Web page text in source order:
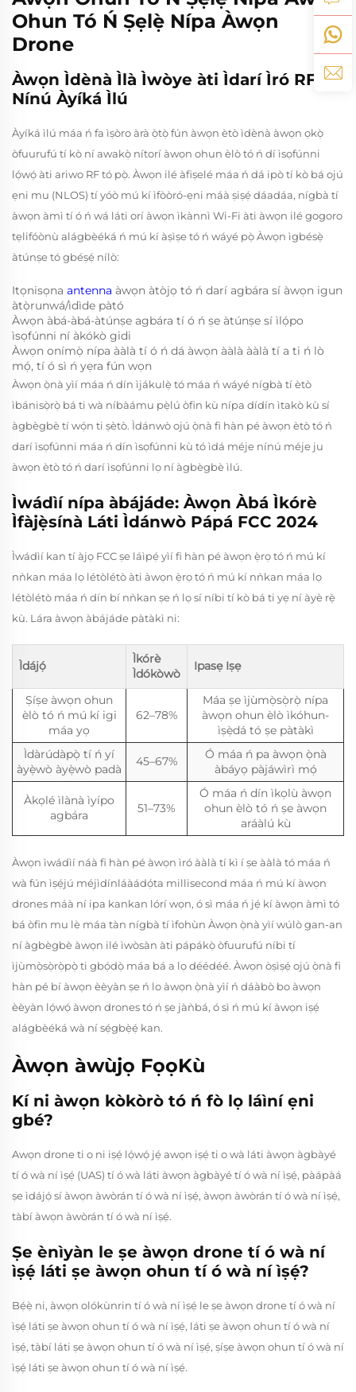
Ohun Tó Ń Ṣẹlẹ̀ Nípa Àwọn
Drone
Àwọn Ìdènà Ìlà Ìwòye àti Ìdarí Ìró RF
Nínú Àyíká Ìlú
Àyíká ìlú máa ń fa ìṣòro àrà ọ̀tọ̀ fún àwọn ètò ìdènà àwọn ọkọ̀
òfuurufú tí kò ní awakọ̀ nítorí àwọn ohun èlò tó ń dí ìsọfúnni
lọ́wọ́ àti ariwo RF tó pọ̀. Àwọn ilé àfiṣelé máa ń dá ipò tí kò bá ojú
ẹni mu (NLOS) tí yóò mú kí ìfòòró-ẹni máà ṣiṣẹ́ dáadáa, nígbà tí
àwọn àmì tí ó ń wá láti orí àwọn ìkànnì Wi-Fi àti àwọn ilé gogoro
tẹlifóònù alágbèéká ń mú kí àṣìṣe tó ń wáyé pọ̀ Àwọn ìgbésẹ̀
àtúnṣe tó gbéṣẹ́ nílò:
Itọnisọna antenna àwọn àtòjọ tó ń darí agbára sí àwọn igun
àtọ̀runwá/ìdìde pàtó
Àwọn àbá-àbá-àtúnṣe agbára tí ó ń ṣe àtúnṣe sí ìlọ́po
ìsọfúnni ní àkókò gidi
Àwọn onímọ̀ nípa ààlà tí ó ń dá àwọn ààlà ààlà tí a ti ń lò
mọ́, tí ó sì ń yẹra fún wọn
Àwọn ọ̀nà yìí máa ń dín ìjákulẹ̀ tó máa ń wáyé nígbà tí ètò
ìbánisọ̀rọ̀ bá ti wà níbàámu pẹ̀lú òfin kù nípa dídín ìtakò kù sí
àgbègbè tí wọ́n ti ṣètò. Ìdánwò ojú ọ̀nà fi hàn pé àwọn ètò tó ń
darí ìsọfúnni máa ń dín ìsọfúnni kù tó ìdá méje nínú méje ju
àwọn ètò tó ń darí ìsọfúnni lọ ní àgbègbè ìlú.
Ìwádìí nípa àbájáde: Àwọn Àbá Ìkórè
Ìfàjẹ̀sínà Láti Ìdánwò Pápá FCC 2024
Ìwádìí kan tí àjọ FCC ṣe láìpẹ́ yìí fi hàn pé àwọn ẹ̀rọ tó ń mú kí
nǹkan máa lọ létòlétò àti àwọn ẹ̀rọ tó ń mú kí nǹkan máa lọ
létòlétò máa ń dín bí nǹkan ṣe ń lọ sí níbi tí kò bá ti yẹ ní àyè rẹ̀
kù. Lára àwọn àbájáde pàtàkì ni:
Ìdájọ́
Ìkórè
Ìdókòwò
Ipasẹ Iṣẹ
Ṣíṣe àwọn ohun
èlò tó ń mú kí igi
máa yọ
62–78%
Máa ṣe ìjùmọ̀sọ̀rọ̀ nípa
àwọn ohun èlò ìkóhun-
ìṣẹ̀dá tó ṣe pàtàkì
Ìdàrúdàpọ̀ tí ń yí
àyẹ̀wò àyẹ̀wò padà
45–67%
Ó máa ń pa àwọn ọ̀nà
àbáyọ pàjáwìrì mọ́
Àkọlé ìlànà ìyípo
agbára
51–73%
Ó máa ń dín ìkọlù àwọn
ohun èlò tó ń ṣe àwọn
aráàlú kù
Àwọn ìwádìí náà fi hàn pé àwọn ìró ààlà tí kì í ṣe ààlà tó máa ń
wà fún ìṣẹ́jú méjìdínláàádọ́ta millisecond máa ń mú kí àwọn
drones máà ní ipa kankan lórí wọn, ó sì máa ń jẹ́ kí àwọn àmì tó
bá òfin mu lè máa tàn nígbà tí ìfohùn Àwọn ọ̀nà yìí wúlò gan-an
ní àgbègbè àwọn ilé ìwòsàn àti pápákọ̀ òfuurufú níbi tí
ìjùmọ̀sọ̀rọ̀pọ̀ ti gbọ́dọ̀ máa bá a lọ déédéé. Àwọn òṣìṣẹ́ ojú ọ̀nà fi
hàn pé bí àwọn èèyàn ṣe ń lo àwọn ọ̀nà yìí ń dáàbò bo àwọn
èèyàn lọ́wọ́ àwọn drones tó ń ṣe jàǹbá, ó sì ń mú kí àwọn iṣẹ́
alágbèéká wà ní sẹ́gbẹ̀ẹ́ kan.
Àwọn àwùjọ FọọKù
Kí ni àwọn kòkòrò tó ń fò lọ láìní ẹni
gbé?
Awọn drone ti o ni iṣẹ́ lọ́wọ́ jẹ́ awọn iṣẹ́ ti o wà láti àwọn àgbàyé
tí ó wà ní ìṣẹ́ (UAS) tí ó wà láti àwọn àgbàyé tí ó wà ní ìṣẹ́, pàápàá
ṣe ìdájọ́ sí àwọn àwòrán tí ó wà ní ìṣẹ́, àwọn àwòrán tí ó wà ní ìṣẹ́,
tàbí àwọn àwòrán tí ó wà ní ìṣẹ́.
Ṣe ènìyàn le ṣe àwọn drone tí ó wà ní
ìṣẹ́ láti ṣe àwọn ohun tí ó wà ní ìṣẹ́?
Bẹ́ẹ̀ ni, àwọn olókùnrin tí ó wà ní ìṣẹ́ le ṣe àwọn drone tí ó wà ní
ìṣẹ́ láti ṣe àwọn ohun tí ó wà ní ìṣẹ́, láti ṣe àwọn ohun tí ó wà ní
ìṣẹ́, tàbí láti ṣe àwọn ohun tí ó wà ní ìṣẹ́, ṣíṣe àwọn ohun tí ó wà ní
ìṣẹ́ láti ṣe àwọn ohun tí ó wà ní ìṣẹ́.